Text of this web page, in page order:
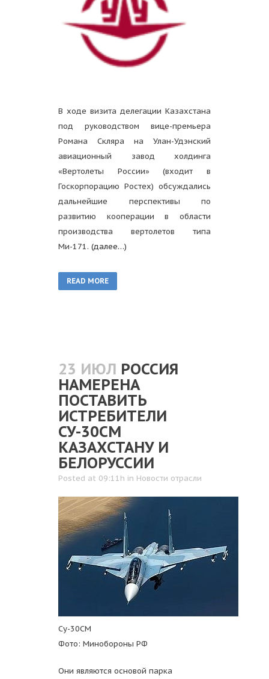
В ходе визита делегации Казахстана
под руководством вице-премьера
Романа Скляра на Улан-Удэнский
авиационный завод холдинга
«Вертолеты России» (входит в
Госкорпорацию Ростех) обсуждались
дальнейшие перспективы по
развитию кооперации в области
производства вертолетов типа
Ми-171. (далее…)
READ MORE
23 ИЮЛ РОССИЯ
НАМЕРЕНА
ПОСТАВИТЬ
ИСТРЕБИТЕЛИ
СУ-30СМ
КАЗАХСТАНУ И
БЕЛОРУССИИ
Posted at 09:11h in Новости отрасли
Су-30СМ
Фото: Минобороны РФ
Они являются основой парка